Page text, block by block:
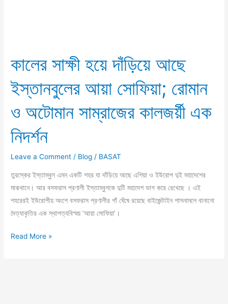
কালের সাক্ষী হয়ে দাঁড়িয়ে আছে
ইস্তানবুলের আয়া সোফিয়া; রোমান
ও অটোমান সাম্রাজের কালজর্য়ী এক
নিদর্শন
Leave a Comment / Blog / BASAT
তুরস্কের ইস্তাম্বুল এমন একটি শহর যা দাঁড়িয়ে আছে এশিয়া ও ইউরোপ দুই মহাদেশের
মাঝখানে। আর বসফরাস প্রণালী ইস্তাম্বুলকে দুটি মহাদেশ ভাগ করে রেখেছে । এই
শহরেরই ইউরোপীয় অংশে বসফরাস প্রণালীর গাঁ ঘেঁষে রয়েছে বাইজেন্টাইন শাসনামলে বানানো
দৈত্যাকৃতির এক স্থাপত্যবিস্ময় ‘আয়া সোফিয়া’।
হয়ে
দাঁড়িয়ে
আছে
ইস্তানবুলের
আয়া
রোমান
অটোমান
সাম্রাজের
কালজর্য়ী
এক
নিদর্শন
Read More »